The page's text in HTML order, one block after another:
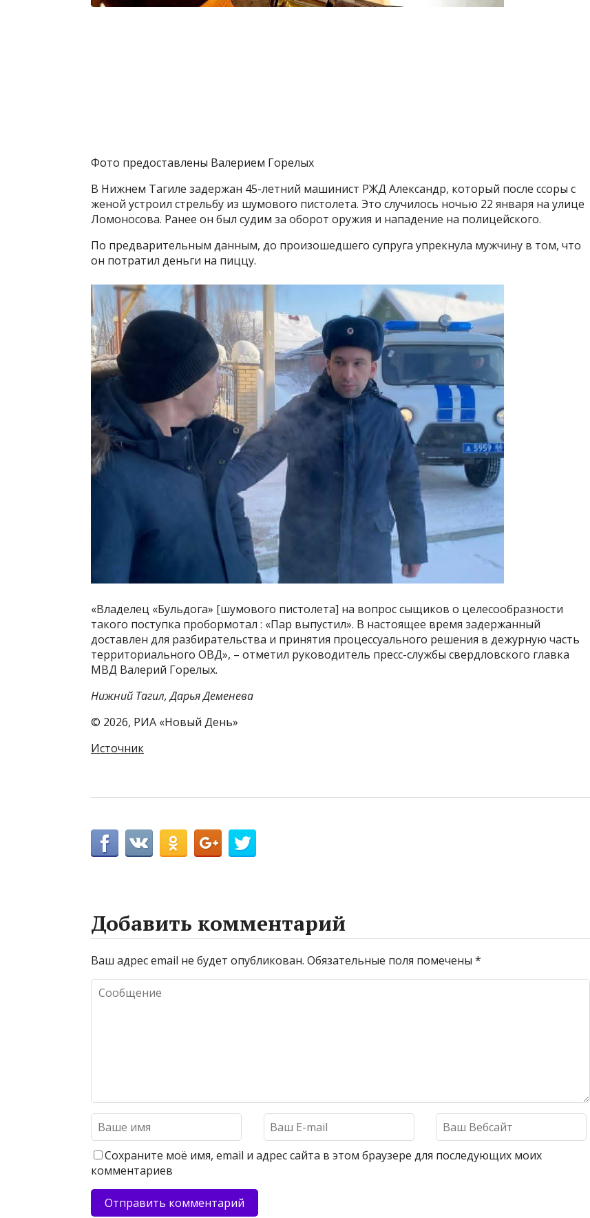
Фото предоставлены Валерием Горелых
В Нижнем Тагиле задержан 45-летний машинист РЖД Александр, который после ссоры с
женой устроил стрельбу из шумового пистолета. Это случилось ночью 22 января на улице
Ломоносова. Ранее он был судим за оборот оружия и нападение на полицейского.
По предварительным данным, до произошедшего супруга упрекнула мужчину в том, что
он потратил деньги на пиццу.
«Владелец «Бульдога» [шумового пистолета] на вопрос сыщиков о целесообразности
такого поступка пробормотал : «Пар выпустил». В настоящее время задержанный
доставлен для разбирательства и принятия процессуального решения в дежурную часть
территориального ОВД», – отметил руководитель пресс-службы свердловского главка
МВД Валерий Горелых.
Нижний Тагил, Дарья Деменева
© 2026, РИА «Новый День»
Источник
Добавить комментарий
Ваш адрес email не будет опубликован. Обязательные поля помечены *
Сохраните моё имя, email и адрес сайта в этом браузере для последующих моих
комментариев